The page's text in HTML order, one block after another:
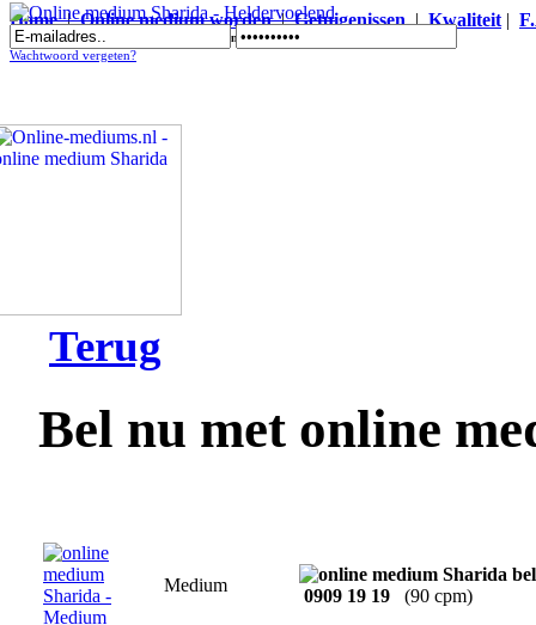
Home|Online medium worden|Getuigenissen|Kwaliteit |
Online medium Sharida - Heldervoelend
Wachtwoord vergeten?
Terug
Bel nu met online
Medium
0909 19 19 (90 cpm)